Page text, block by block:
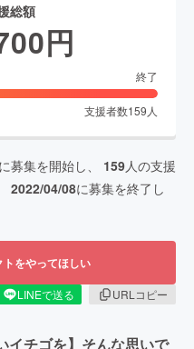
総額
円
終了
支援者数159人
に募集を開始し、 159人の支援
2022/04/08に募集を終了し
をやってほしい
LINEで送る
URLコピー
イチゴを】そんな思いで